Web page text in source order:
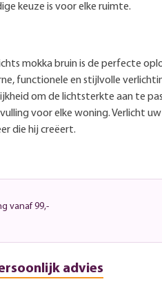
keuze is voor elke ruimte.
mokka bruin is de perfecte
functionele en stijlvolle
om de lichtsterkte aan te
voor elke woning. Verlicht
die hij creëert.
vanaf 99,-
advies